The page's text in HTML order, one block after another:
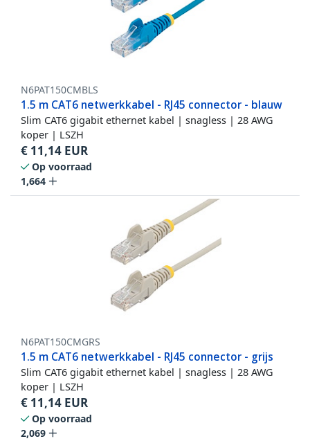
N6PAT150CMBLS
1.5 m CAT6 netwerkkabel - RJ45 connector - blauw
Slim CAT6 gigabit ethernet kabel | snagless | 28 AWG
koper | LSZH
€ 11,14 EUR
Op voorraad
1,664
N6PAT150CMGRS
1.5 m CAT6 netwerkkabel - RJ45 connector - grijs
Slim CAT6 gigabit ethernet kabel | snagless | 28 AWG
koper | LSZH
€ 11,14 EUR
Op voorraad
2,069